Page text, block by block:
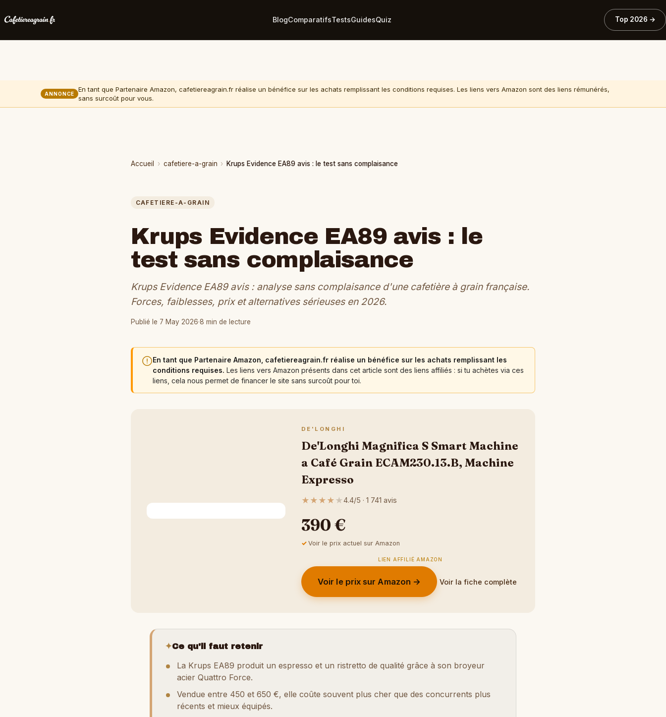
BlogComparatifsTestsGuidesQuiz Top 2026 →
ANNONCE
En tant que Partenaire Amazon, cafetiereagrain.fr réalise un bénéfice sur les achats remplissant les conditions requises. Les liens vers Amazon sont des liens rémunérés,
sans surcoût pour vous.
Accueil › cafetiere-a-grain › Krups Evidence EA89 avis : le test sans complaisance
CAFETIERE-A-GRAIN
Krups Evidence EA89 avis : le
test sans complaisance
Krups Evidence EA89 avis : analyse sans complaisance d'une cafetière à grain française.
Forces, faiblesses, prix et alternatives sérieuses en 2026.
Publié le 7 May 2026·8 min de lecture
En tant que Partenaire Amazon, cafetiereagrain.fr réalise un bénéfice sur les achats remplissant les
conditions requises. Les liens vers Amazon présents dans cet article sont des liens affiliés : si tu achètes via ces
liens, cela nous permet de financer le site sans surcoût pour toi.
DE'LONGHI
De'Longhi Magnifica S Smart Machine
a Café Grain ECAM230.13.B, Machine
Expresso
★ ★ ★ ★ ★4.4/5 · 1 741 avis
390 €
Voir le prix actuel sur Amazon
LIEN AFFILIÉ AMAZON
Voir le prix sur Amazon → Voir la fiche complète
✦Ce qu'il faut retenir
La Krups EA89 produit un espresso et un ristretto de qualité grâce à son broyeur
acier Quattro Force.
Vendue entre 450 et 650 €, elle coûte souvent plus cher que des concurrents plus
récents et mieux équipés.